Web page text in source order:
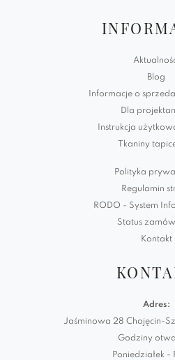
Blog
Informacje o
Dla
Instrukcja
Tkaniny
Polityka
Regulamin
RODO - System
Status
Kontakt
Adres:
Jaśminowa 28 Chojęcin-
Godziny
Poniedziałek -